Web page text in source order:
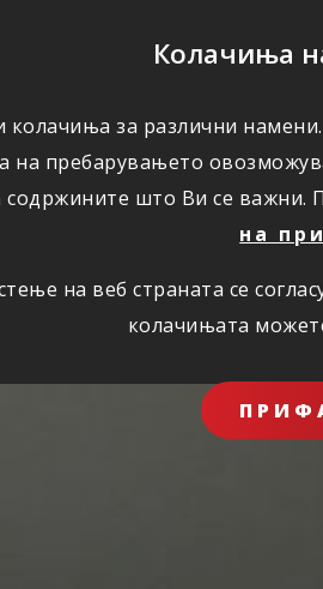
Колачиња
колачиња за различни
на пребарувањето
содржините што Ви се важни.
на
на веб страната се
колачињата